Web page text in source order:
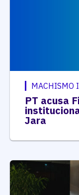
MACHISMO
PT acusa
Jara